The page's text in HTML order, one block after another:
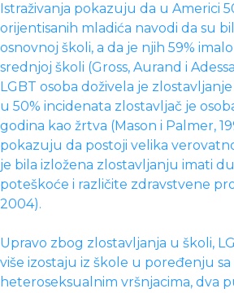
Istraživanja pokazuju da u Americi
orijentisanih mladića navodi da su
osnovnoj školi, a da je njih 59%
srednjoj školi (Gross, Aurand i
LGBT osoba doživela je
u 50% incidenata zlostavljač je
godina kao žrtva (Mason i Palmer,
pokazuju da postoji velika
je bila izložena zlostavljanju imati
poteškoće i različite zdravstvene
2004).
Upravo zbog zlostavljanja u školi,
više izostaju iz škole u poređenju sa
heteroseksualnim vršnjacima, dva